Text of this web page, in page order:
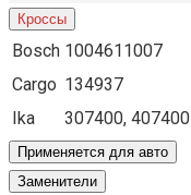
Кроссы
Bosch 1004611007
Cargo 134937
Ika
307400, 407400
Применяется для авто
Заменители